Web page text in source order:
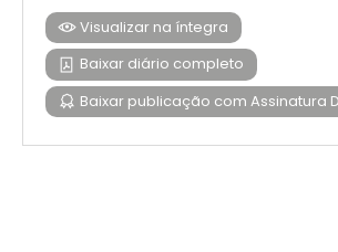
Visualizar na íntegra
Baixar diário completo
Baixar publicação com Assinatura